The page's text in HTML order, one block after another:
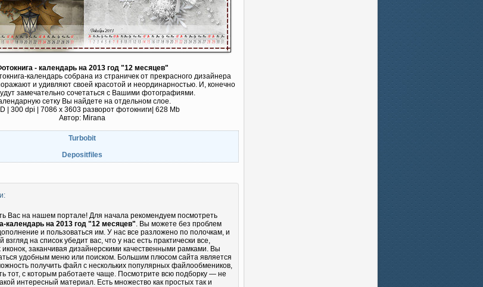
- календарь на 2013 год "12 месяцев"
календарь собрана из страничек от прекрасного дизайнера
и удивляют своей красотой и неординарностью. И, конечно
замечательно сочетаться с Вашими фотографиями.
сетку Вы найдете на отдельном слое.
| 300 dpi | 7086 х 3603 разворот фотокниги| 628 Mb
Автор: Mirana
Turbobit
Depositfiles
Вас на нашем портале! Для начала рекомендуем посмотреть
календарь на 2013 год "12 месяцев". Вы можете без проблем
и пользоваться им. У нас все разложено по полочкам, и
на список убедит вас, что у нас есть практически все,
заканчивая дизайнерскими качественными рамками. Вы
удобным меню или поиском. Большим плюсом сайта является
получить файл с нескольких популярных файлообмеников,
тот, с которым работаете чаще. Посмотрите всю подборку — не
интересный материал. Есть множество как простых так и